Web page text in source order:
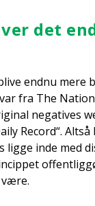
det
end­nu mere
fra The
nega­ti­ves
Record“.
lig­ge inde med